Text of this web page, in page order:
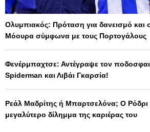
Ολυμπιακός: Πρόταση για δανεισμό και
Μόουρα σύμφωνα με τους Πορτογάλους
Φενέρμπαχτσε: Αντέγραψε τον
Spiderman και Λιβάι Γκαρσία!
Ρεάλ Μαδρίτης ή Μπαρτσελόνα; Ο
μεγαλύτερο δίλημμα της καριέρας του